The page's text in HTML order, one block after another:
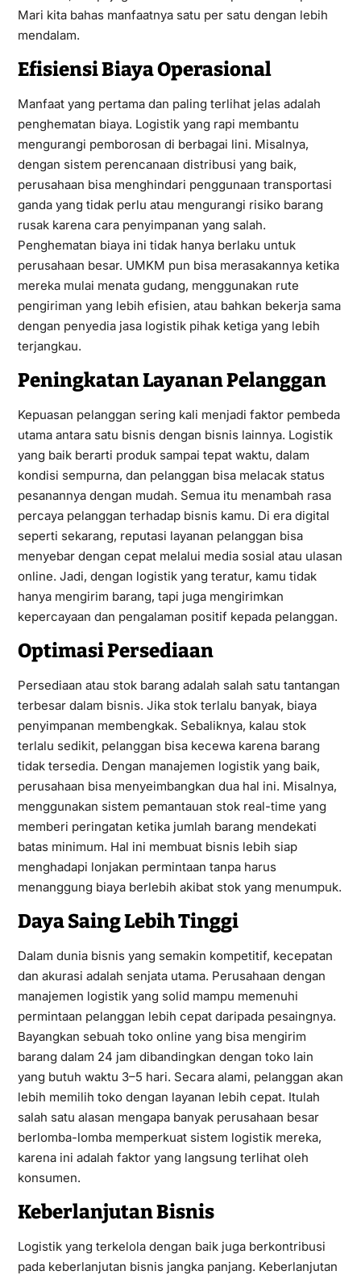
Mari kita bahas manfaatnya satu per satu dengan lebih
mendalam.
Efisiensi Biaya Operasional
Manfaat yang pertama dan paling terlihat jelas adalah
penghematan biaya. Logistik yang rapi membantu
mengurangi pemborosan di berbagai lini. Misalnya,
dengan sistem perencanaan distribusi yang baik,
perusahaan bisa menghindari penggunaan transportasi
ganda yang tidak perlu atau mengurangi risiko barang
rusak karena cara penyimpanan yang salah.
Penghematan biaya ini tidak hanya berlaku untuk
perusahaan besar. UMKM pun bisa merasakannya ketika
mereka mulai menata gudang, menggunakan rute
pengiriman yang lebih efisien, atau bahkan bekerja sama
dengan penyedia jasa logistik pihak ketiga yang lebih
terjangkau.
Peningkatan Layanan Pelanggan
Kepuasan pelanggan sering kali menjadi faktor pembeda
utama antara satu bisnis dengan bisnis lainnya. Logistik
yang baik berarti produk sampai tepat waktu, dalam
kondisi sempurna, dan pelanggan bisa melacak status
pesanannya dengan mudah. Semua itu menambah rasa
percaya pelanggan terhadap bisnis kamu. Di era digital
seperti sekarang, reputasi layanan pelanggan bisa
menyebar dengan cepat melalui media sosial atau ulasan
online. Jadi, dengan logistik yang teratur, kamu tidak
hanya mengirim barang, tapi juga mengirimkan
kepercayaan dan pengalaman positif kepada pelanggan.
Optimasi Persediaan
Persediaan atau stok barang adalah salah satu tantangan
terbesar dalam bisnis. Jika stok terlalu banyak, biaya
penyimpanan membengkak. Sebaliknya, kalau stok
terlalu sedikit, pelanggan bisa kecewa karena barang
tidak tersedia. Dengan manajemen logistik yang baik,
perusahaan bisa menyeimbangkan dua hal ini. Misalnya,
menggunakan sistem pemantauan stok real-time yang
memberi peringatan ketika jumlah barang mendekati
batas minimum. Hal ini membuat bisnis lebih siap
menghadapi lonjakan permintaan tanpa harus
menanggung biaya berlebih akibat stok yang menumpuk.
Daya Saing Lebih Tinggi
Dalam dunia bisnis yang semakin kompetitif, kecepatan
dan akurasi adalah senjata utama. Perusahaan dengan
manajemen logistik yang solid mampu memenuhi
permintaan pelanggan lebih cepat daripada pesaingnya.
Bayangkan sebuah toko online yang bisa mengirim
barang dalam 24 jam dibandingkan dengan toko lain
yang butuh waktu 3–5 hari. Secara alami, pelanggan akan
lebih memilih toko dengan layanan lebih cepat. Itulah
salah satu alasan mengapa banyak perusahaan besar
berlomba-lomba memperkuat sistem logistik mereka,
karena ini adalah faktor yang langsung terlihat oleh
konsumen.
Keberlanjutan Bisnis
Logistik yang terkelola dengan baik juga berkontribusi
pada keberlanjutan bisnis jangka panjang. Keberlanjutan